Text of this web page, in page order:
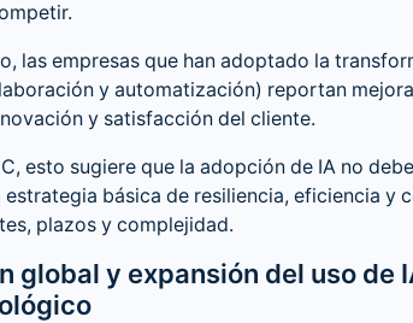
las empresas que han adoptado la
y automatización) reportan
y satisfacción del cliente.
esto sugiere que la adopción de IA no
básica de resiliencia, eficiencia y
plazos y complejidad.
global y expansión del uso de